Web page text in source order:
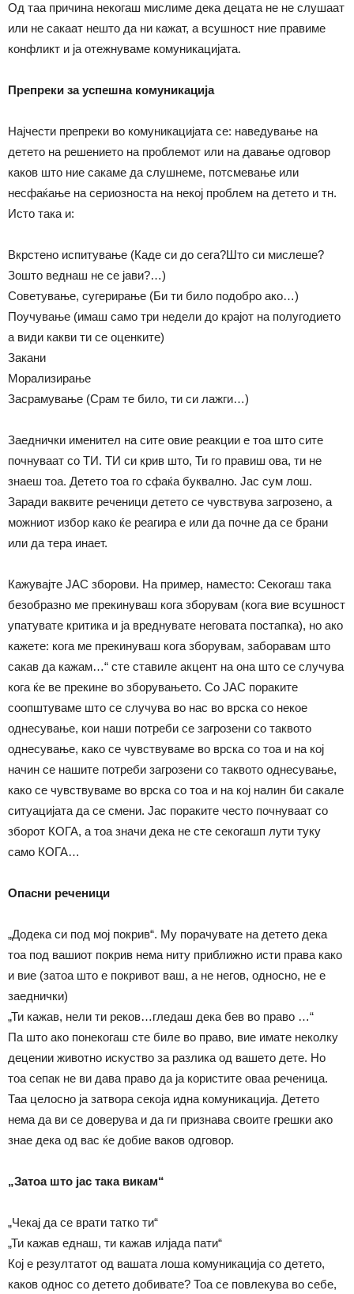
Од таа причина некогаш мислиме дека децата не не слушаат
или не сакаат нешто да ни кажат, а всушност ние правиме
конфликт и ја отежнуваме комуникацијата.
Препреки за успешна комуникација
Најчести препреки во комуникацијата се: наведување на
детето на решението на проблемот или на давање одговор
каков што ние сакаме да слушнеме, потсмевање или
несфаќање на сериозноста на некој проблем на детето и тн.
Исто така и:
Вкрстено испитување (Каде си до сега?Што си мислеше?
Зошто веднаш не се јави?…)
Советување, сугерирање (Би ти било подобро ако…)
Поучување (имаш само три недели до крајот на полугодието
а види какви ти се оценките)
Закани
Морализирање
Засрамување (Срам те било, ти си лажги…)
Заеднички именител на сите овие реакции е тоа што сите
почнуваат со ТИ. ТИ си крив што, Ти го правиш ова, ти не
знаеш тоа. Детето тоа го сфаќа буквално. Јас сум лош.
Заради ваквите реченици детето се чувствува загрозено, а
можниот избор како ќе реагира е или да почне да се брани
или да тера инает.
Кажувајте ЈАС зборови. На пример, наместо: Секогаш така
безобразно ме прекинуваш кога зборувам (кога вие всушност
упатувате критика и ја вреднувате неговата постапка), но ако
кажете: кога ме прекинуваш кога зборувам, заборавам што
сакав да кажам…“ сте ставиле акцент на она што се случува
кога ќе ве прекине во зборувањето. Со ЈАС пораките
соопштуваме што се случува во нас во врска со некое
однесување, кои наши потреби се загрозени со таквото
однесување, како се чувствуваме во врска со тоа и на кој
начин се нашите потреби загрозени со таквото однесување,
како се чувствуваме во врска со тоа и на кој налин би сакале
ситуацијата да се смени. Јас пораките често почнуваат со
зборот КОГА, а тоа значи дека не сте секогашп лути туку
само КОГА…
Опасни реченици
„Додека си под мој покрив“. Му порачувате на детето дека
тоа под вашиот покрив нема ниту приближно исти права како
и вие (затоа што е покривот ваш, а не негов, односно, не е
заеднички)
„Ти кажав, нели ти реков…гледаш дека бев во право …“
Па што ако понекогаш сте биле во право, вие имате неколку
децении животно искуство за разлика од вашето дете. Но
тоа сепак не ви дава право да ја користите оваа реченица.
Таа целосно ја затвора секоја идна комуникација. Детето
нема да ви се доверува и да ги признава своите грешки ако
знае дека од вас ќе добие ваков одговор.
„Затоа што јас така викам“
„Чекај да се врати татко ти“
„Ти кажав еднаш, ти кажав илјада пати“
Кој е резултатот од вашата лоша комуникација со детето,
каков однос со детето добивате? Тоа се повлекува во себе,